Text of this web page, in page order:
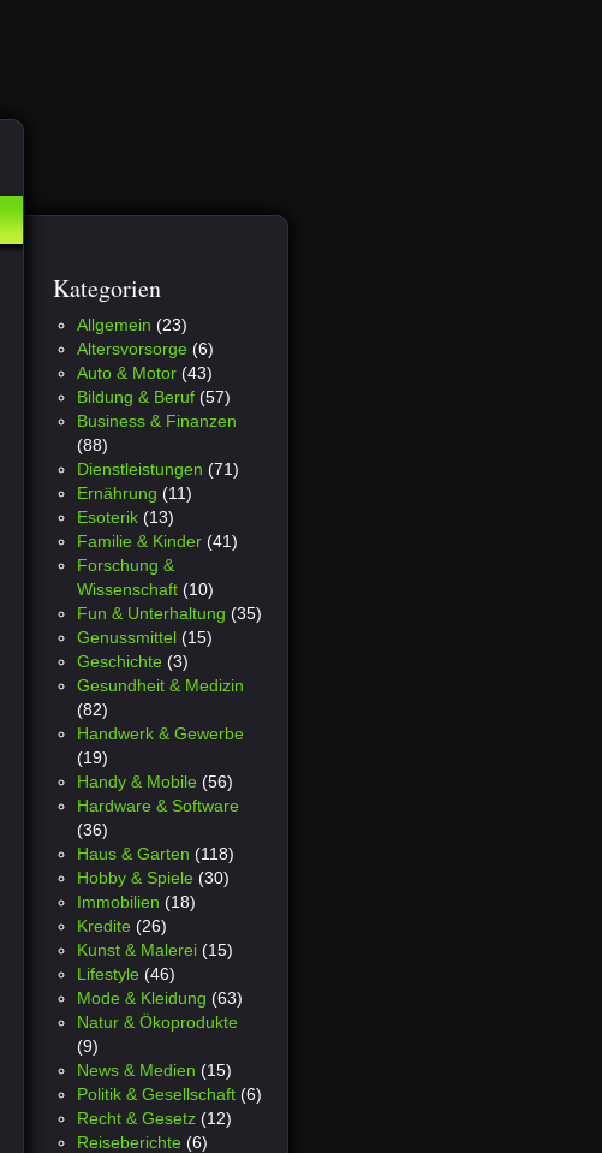
Kategorien
Allgemein (23)
Altersvorsorge (6)
Auto & Motor (43)
Bildung & Beruf (57)
Business & Finanzen
(88)
Dienstleistungen (71)
Ernährung (11)
Esoterik (13)
Familie & Kinder (41)
Forschung &
Wissenschaft (10)
Fun & Unterhaltung (35)
Genussmittel (15)
Geschichte (3)
Gesundheit & Medizin
(82)
Handwerk & Gewerbe
(19)
Handy & Mobile (56)
Hardware & Software
(36)
Haus & Garten (118)
Hobby & Spiele (30)
Immobilien (18)
Kredite (26)
Kunst & Malerei (15)
Lifestyle (46)
Mode & Kleidung (63)
Natur & Ökoprodukte
(9)
News & Medien (15)
Politik & Gesellschaft (6)
Recht & Gesetz (12)
Reiseberichte (6)